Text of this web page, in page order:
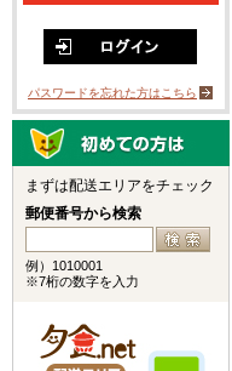
パスワードを忘れた方はこちら
まずは配送エリアをチェック
郵便番号から検索
例）1010001
※7桁の数字を入力